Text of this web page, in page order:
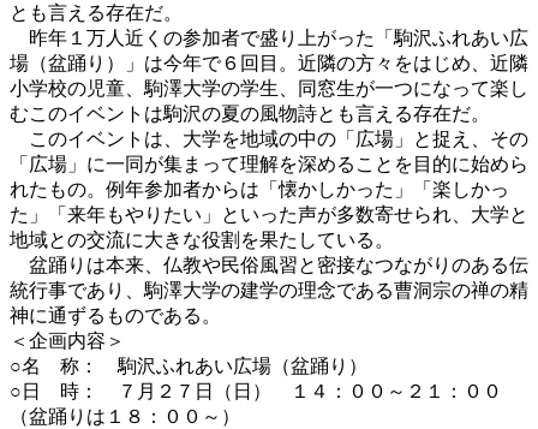
とも言える存在だ。
昨年１万人近くの参加者で盛り上がった「駒沢ふれあい広
場（盆踊り）」は今年で６回目。近隣の方々をはじめ、近隣
小学校の児童、駒澤大学の学生、同窓生が一つになって楽し
むこのイベントは駒沢の夏の風物詩とも言える存在だ。
このイベントは、大学を地域の中の「広場」と捉え、その
「広場」に一同が集まって理解を深めることを目的に始めら
れたもの。例年参加者からは「懐かしかった」「楽しかっ
た」「来年もやりたい」といった声が多数寄せられ、大学と
地域との交流に大きな役割を果たしている。
盆踊りは本来、仏教や民俗風習と密接なつながりのある伝
統行事であり、駒澤大学の建学の理念である曹洞宗の禅の精
神に通ずるものである。
＜企画内容＞
○名 称： 駒沢ふれあい広場（盆踊り）
○日 時： ７月２７日（日） １４：００～２１：００
（盆踊りは１８：００～）